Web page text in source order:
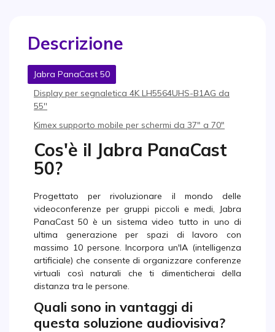
Descrizione
Jabra PanaCast 50
Display per segnaletica 4K LH5564UHS-B1AG da
55''
Kimex supporto mobile per schermi da 37″ a 70″
Cos'è il Jabra PanaCast
50?
Progettato per rivoluzionare il mondo delle
videoconferenze per gruppi piccoli e medi, Jabra
PanaCast 50 è un sistema video tutto in uno di
ultima generazione per spazi di lavoro con
massimo 10 persone. Incorpora un'IA (intelligenza
artificiale) che consente di organizzare conferenze
virtuali così naturali che ti dimenticherai della
distanza tra le persone.
Quali sono in vantaggi di
questa soluzione audiovisiva?